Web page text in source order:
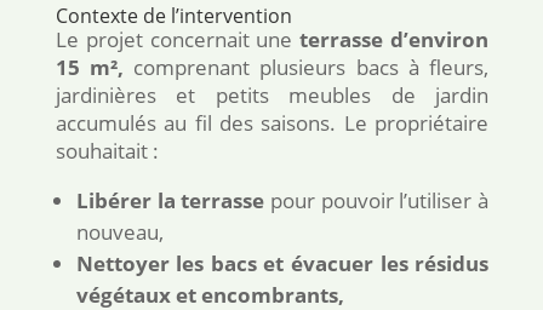
Contexte de l’intervention
Le projet concernait uneterrasse d’environ
15 m², comprenant plusieurs bacs à fleurs,
jardinières et petits meubles de jardin
accumulés au fil des saisons. Le propriétaire
souhaitait :
Libérer la terrasse pour pouvoir l’utiliser à
nouveau,
Nettoyer les bacs et évacuer les résidus
végétaux et encombrants,